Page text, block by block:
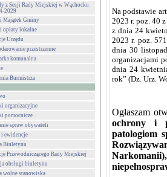
z Sesji Rady Miejskiej w Wąchocku
2029
Majątek Gminy
opłaty lokalne
Urzędu
przestrzenne
komunalna
Burmistrza
organizacyjne
pomocnicze
spraw obywateli
i ewidencje
Biuletynu
Przewodniczącego Rady Miejskiej
obsługi biuletynu
wolne stanowiska
Na podstawie
2023 r. poz. 40
z dnia 24
2023 r. poz.
dnia 30
organizacjami
dnia 24
rok” (Dz. Urz.
Ogłaszam
ochrony i
patologiom